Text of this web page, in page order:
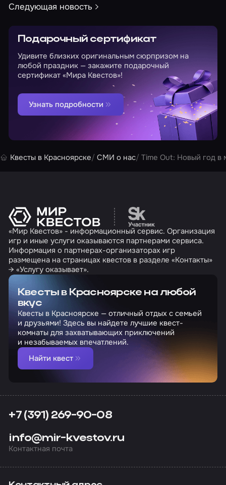
Следующая новость
Подарочный сертификат
Удивите близких оригинальным сюрпризом на
любой праздник — закажите подарочный
сертификат «Мира Квестов»!
Узнать подробности
Квесты в Красноярске СМИ о нас Time Out: Новый год в
Перейти на сайт
«Мир Квестов» - информационный сервис. Организация
игр и иные услуги оказываются партнерами сервиса.
Информация о партнерах-организаторах игр
размещена на страницах квестов в разделе «Контакты»
→ «Услугу оказывает».
Квесты в Красноярске на любой
вкус
Квесты в Красноярске — отличный отдых с семьей
и друзьями! Здесь вы найдете лучшие квест-
комнаты для захватывающих приключений
и незабываемых впечатлений.
Найти квест
+7 (391) 269-90-08
info@mir-kvestov.ru
Контактная почта